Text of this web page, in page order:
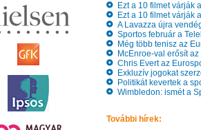
Ezt a 10 filmet várják
Ezt a 10 filmet várják
A Lavazza újra
Sportos február a
Még több tenisz az
McEnroe-val erősít az
Chris Evert az
Exkluzív jogokat
Politikát kevertek a
Wimbledon: ismét a
További hírek: